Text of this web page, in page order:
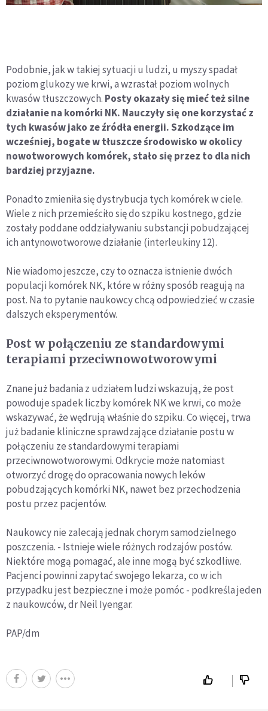
Podobnie, jak w takiej sytuacji u ludzi, u myszy spadał
poziom glukozy we krwi, a wzrastał poziom wolnych
kwasów tłuszczowych. Posty okazały się mieć też silne
działanie na komórki NK. Nauczyły się one korzystać z
tych kwasów jako ze źródła energii. Szkodzące im
wcześniej, bogate w tłuszcze środowisko w okolicy
nowotworowych komórek, stało się przez to dla nich
bardziej przyjazne.
Ponadto zmieniła się dystrybucja tych komórek w ciele.
Wiele z nich przemieściło się do szpiku kostnego, gdzie
zostały poddane oddziaływaniu substancji pobudzającej
ich antynowotworowe działanie (interleukiny 12).
Nie wiadomo jeszcze, czy to oznacza istnienie dwóch
populacji komórek NK, które w różny sposób reagują na
post. Na to pytanie naukowcy chcą odpowiedzieć w czasie
dalszych eksperymentów.
Post w połączeniu ze standardowymi
terapiami przeciwnowotworowymi
Znane już badania z udziałem ludzi wskazują, że post
powoduje spadek liczby komórek NK we krwi, co może
wskazywać, że wędrują właśnie do szpiku. Co więcej, trwa
już badanie kliniczne sprawdzające działanie postu w
połączeniu ze standardowymi terapiami
przeciwnowotworowymi. Odkrycie może natomiast
otworzyć drogę do opracowania nowych leków
pobudzających komórki NK, nawet bez przechodzenia
postu przez pacjentów.
Naukowcy nie zalecają jednak chorym samodzielnego
poszczenia. - Istnieje wiele różnych rodzajów postów.
Niektóre mogą pomagać, ale inne mogą być szkodliwe.
Pacjenci powinni zapytać swojego lekarza, co w ich
przypadku jest bezpieczne i może pomóc - podkreśla jeden
z naukowców, dr Neil Iyengar.
PAP/dm